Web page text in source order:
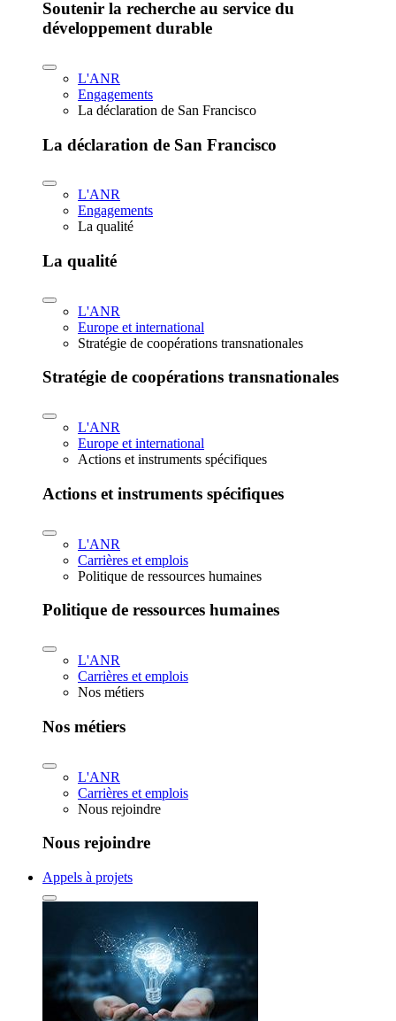
Soutenir la recherche au service du
développement durable
L'ANR
Engagements
La déclaration de San Francisco
La déclaration de San Francisco
L'ANR
Engagements
La qualité
La qualité
L'ANR
Europe et international
Stratégie de coopérations transnationales
Stratégie de coopérations transnationales
L'ANR
Europe et international
Actions et instruments spécifiques
Actions et instruments spécifiques
L'ANR
Carrières et emplois
Politique de ressources humaines
Politique de ressources humaines
L'ANR
Carrières et emplois
Nos métiers
Nos métiers
L'ANR
Carrières et emplois
Nous rejoindre
Nous rejoindre
Appels à projets